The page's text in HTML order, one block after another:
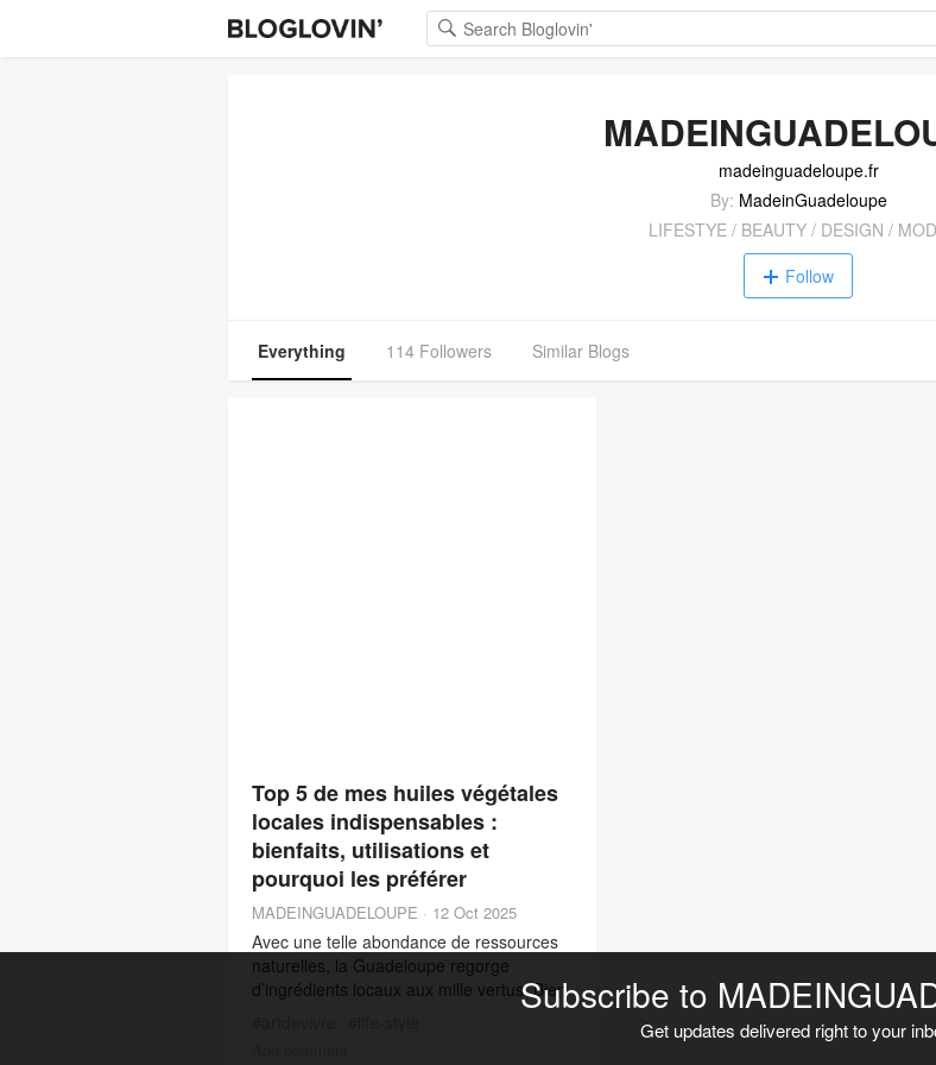
madeinguadeloupe.fr
By: MadeinGuadeloupe
LIFESTYE / BEAUTY / DESIGN /
Follow
Everything 114 Followers Similar Blogs
Top 5 de mes huiles végétales
locales indispensables :
bienfaits, utilisations et
pourquoi les préférer
MADEINGUADELOUPE · 12 Oct 2025
Avec une telle abondance de ressources
naturelles, la Guadeloupe regorge
d’ingrédients locaux aux mille vertus. Bien
avant que les cosmétiques industriels neSubscribe to
Get updates delivered right to your